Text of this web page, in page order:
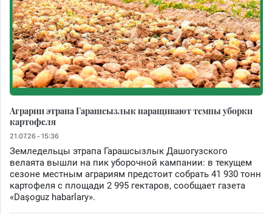
Аграрии этрапа Гарашсызлык наращивают темпы уборки
картофеля
21.07.26 - 15:36
Земледельцы этрапа Гарашсызлык Дашогузского
велаята вышли на пик уборочной кампании: в текущем
сезоне местным аграриям предстоит собрать 41 930 тонн
картофеля с площади 2 995 гектаров, сообщает газета
«Daşoguz habarlary».